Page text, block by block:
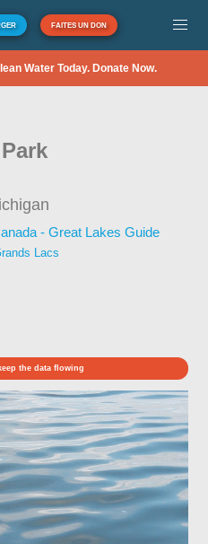
FAITES UN DON
Water Today. Donate Now.
- Great Lakes Guide
Lacs
the data flowing